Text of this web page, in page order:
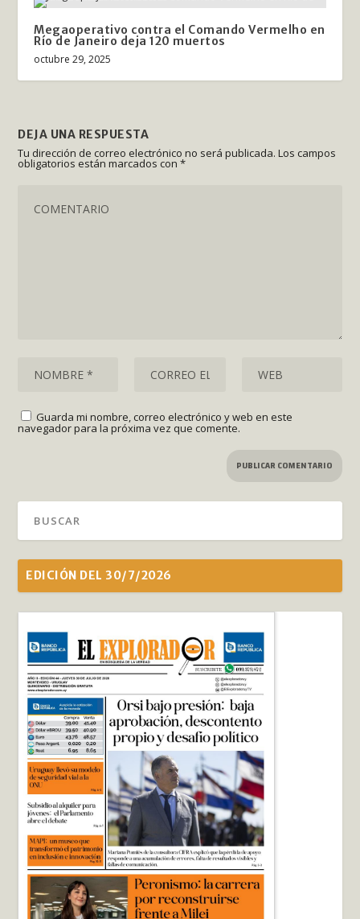
Megaoperativo contra el Comando Vermelho en
Río de Janeiro deja 120 muertos
octubre 29, 2025
DEJA UNA RESPUESTA
Tu dirección de correo electrónico no será publicada. Los campos
obligatorios están marcados con*
Guarda mi nombre, correo electrónico y web en este
navegador para la próxima vez que comente.
EDICIÓN DEL 30/7/2026